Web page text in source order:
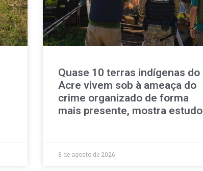
Quase 10 terras indígenas do
Acre vivem sob à ameaça do
crime organizado de forma
mais presente, mostra estudo
8 de agosto de 2026